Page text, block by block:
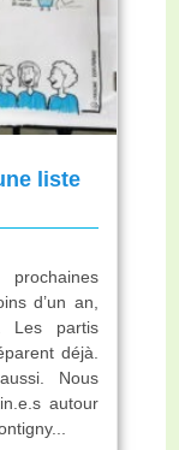
liste
d’un an,
Les partis
déjà.
Nous
autour